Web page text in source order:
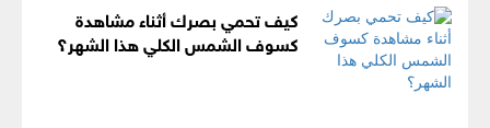
كيف تحمي بصرك أثناء مشاهدة
كسوف الشمس الكلي هذا الشهر؟